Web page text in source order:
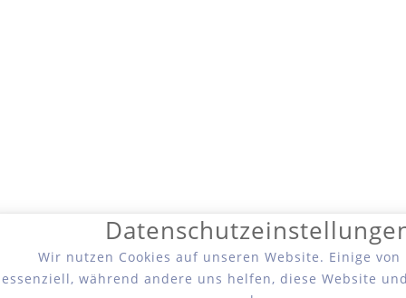
Wir nutzen Cookies auf unseren Website. Einige
essenziell, während andere uns helfen, diese Website